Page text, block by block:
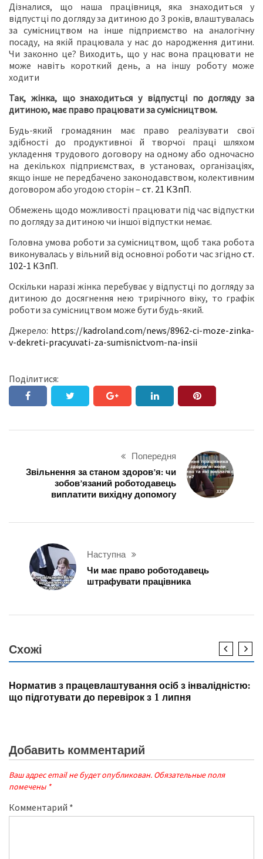
Дізналися, що наша працівниця, яка знаходиться у
відпустці по догляду за дитиною до 3 років, влаштувалась
за сумісництвом на інше підприємство на аналогічну
посаду, на якій працювала у нас до народження дитини.
Чи законно це? Виходить, що у нас вона працювати не
може навіть короткий день, а на іншу роботу може
ходити
Так, жінка, що знаходиться у відпустці по догляду за
дитиною, має право працювати за сумісництвом.
Будь-який громадянин має право реалізувати свої
здібності до продуктивної й творчої праці шляхом
укладення трудового договору на одному або одночасно
на декількох підприємствах, в установах, організаціях,
якщо інше не передбачено законодавством, колективним
договором або угодою сторін – ст. 21 КЗпП.
Обмежень щодо можливості працювати під час відпустки
по догляду за дитиною чи іншої відпустки немає.
Головна умова роботи за сумісництвом, щоб така робота
виконувалась у вільний від основної роботи час згідно ст.
102-1 КЗпП.
Оскільки наразі жінка перебуває у відпустці по догляду за
дитиною до досягнення нею трирічного віку, то графік
роботи за сумісництвом може бути будь-який.
Джерело: https://kadroland.com/news/8962-ci-moze-zinka-
v-dekreti-pracyuvati-za-sumisnictvom-na-insii
Поділитися:
Попередня
Звільнення за станом здоров’я: чи
зобов’язаний роботодавець
виплатити вихідну допомогу
Наступна
Чи має право роботодавець
штрафувати працівника
Схожі
Норматив з працевлаштування осіб з інвалідністю:
що підготувати до перевірок з 1 липня
Добавить комментарий
Ваш адрес email не будет опубликован. Обязательные поля
помечены *
Комментарий *